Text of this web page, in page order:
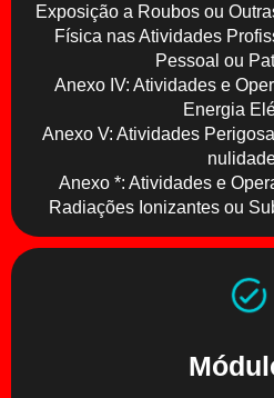
Exposição a Roubos ou
Física nas Atividades
Pessoal ou
Anexo IV: Atividades e
Energia
Anexo V: Atividades
Anexo *: Atividades e
Radiações Ionizantes ou